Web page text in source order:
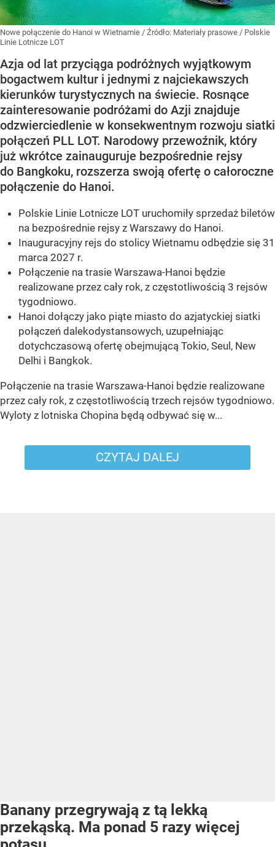
Nowe połączenie do Hanoi w Wietnamie / Źródło: Materiały prasowe / Polskie
Linie Lotnicze LOT
Azja od lat przyciąga podróżnych wyjątkowym
bogactwem kultur i jednymi z najciekawszych
kierunków turystycznych na świecie. Rosnące
zainteresowanie podróżami do Azji znajduje
odzwierciedlenie w konsekwentnym rozwoju siatki
połączeń PLL LOT. Narodowy przewoźnik, który
już wkrótce zainauguruje bezpośrednie rejsy
do Bangkoku, rozszerza swoją ofertę o całoroczne
połączenie do Hanoi.
Polskie Linie Lotnicze LOT uruchomiły sprzedaż biletów
na bezpośrednie rejsy z Warszawy do Hanoi.
Inauguracyjny rejs do stolicy Wietnamu odbędzie się 31
marca 2027 r.
Połączenie na trasie Warszawa-Hanoi będzie
realizowane przez cały rok, z częstotliwością 3 rejsów
tygodniowo.
Hanoi dołączy jako piąte miasto do azjatyckiej siatki
połączeń dalekodystansowych, uzupełniając
dotychczasową ofertę obejmującą Tokio, Seul, New
Delhi i Bangkok.
Połączenie na trasie Warszawa-Hanoi będzie realizowane
przez cały rok, z częstotliwością trzech rejsów tygodniowo.
Wyloty z lotniska Chopina będą odbywać się w...
CZYTAJ DALEJ
Banany przegrywają z tą lekką
przekąską. Ma ponad 5 razy więcej